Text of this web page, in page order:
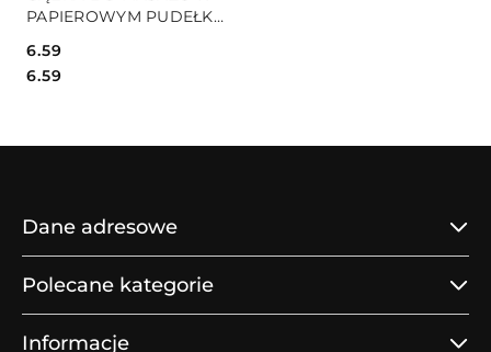
PAPIEROWYM PUDEŁKU
Cena:
6.59
Cena:
6.59
Dane adresowe
Polecane kategorie
Informacje